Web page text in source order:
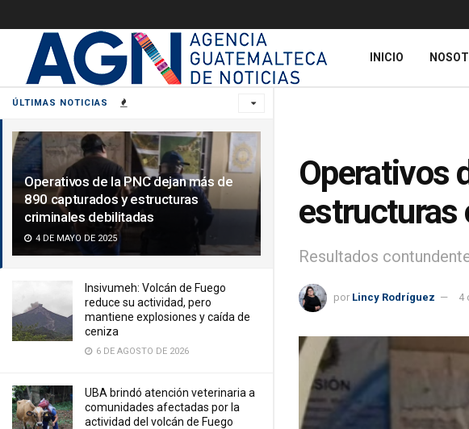
ÚLTIMAS NOTICIAS
Operativos de la PNC dejan más de
890 capturados y estructuras
criminales debilitadas
4 DE MAYO DE 2025
Insivumeh: Volcán de Fuego
reduce su actividad, pero
mantiene explosiones y caída de
ceniza
6 DE AGOSTO DE 2026
UBA brindó atención veterinaria a
comunidades afectadas por la
actividad del volcán de Fuego
INICIO
Operativos
estructuras
Resultados
por Lincy Rodríguez 4